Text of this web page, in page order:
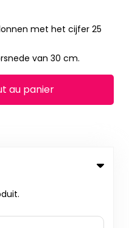
met het cijfer 25
van 30 cm.
au panier